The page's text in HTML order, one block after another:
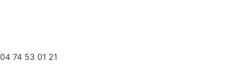
04 74 53 01 21